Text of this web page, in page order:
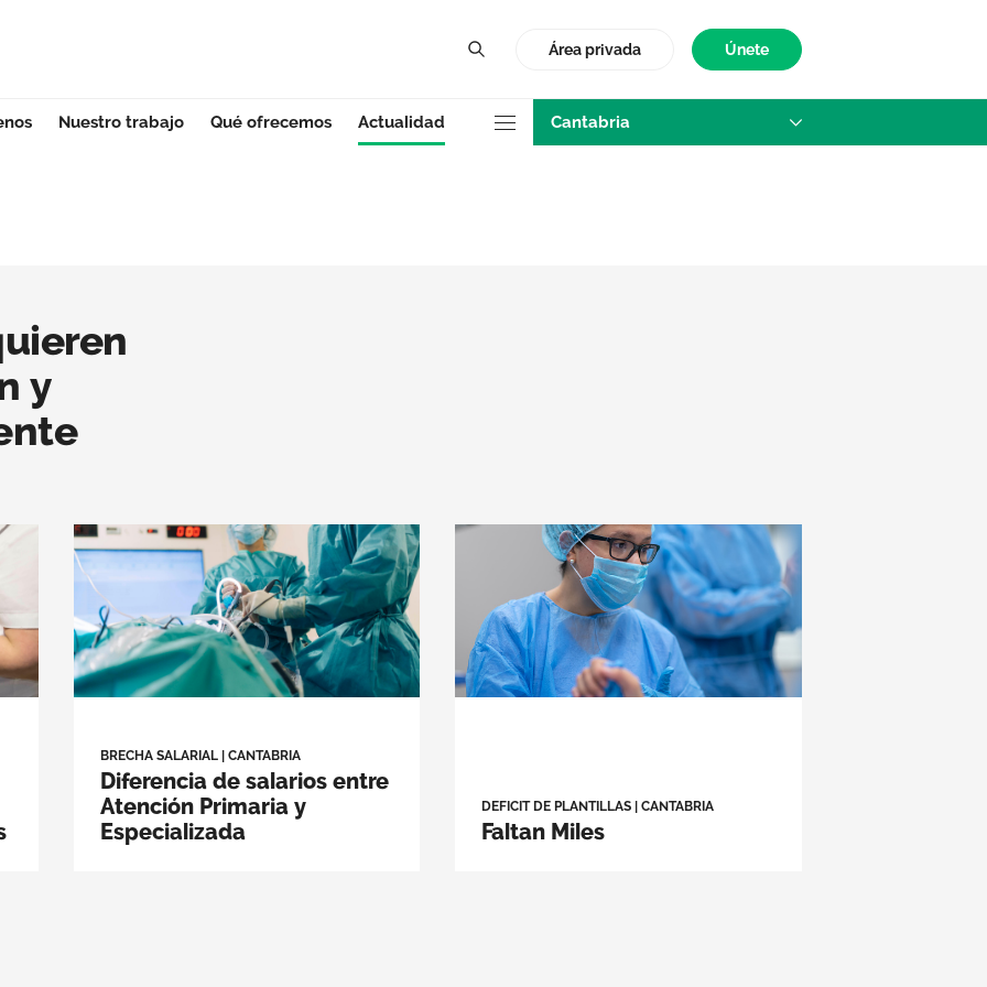
Área privada
Únete
Nuestro trabajo Qué ofrecemos Actualidad Cantabria
y
BRECHA SALARIAL | CANTABRIA
Diferencia de salarios entre
Atención Primaria y
Especializada
DEFICIT DE PLANTILLAS |CANTABRIA
Faltan Miles